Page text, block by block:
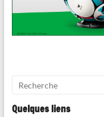
Quelques liens